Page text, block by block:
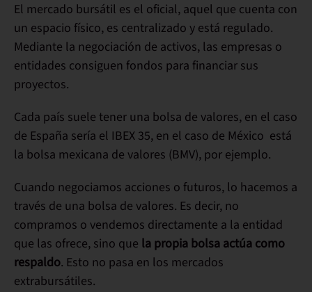
El mercado bursátil es el oficial, aquel que cuenta con
un espacio físico, es centralizado y está regulado.
Mediante la negociación de activos, las empresas o
entidades consiguen fondos para financiar sus
proyectos.
Cada país suele tener una bolsa de valores, en el caso
de España sería el IBEX 35, en el caso de México está
la bolsa mexicana de valores (BMV), por ejemplo.
Cuando negociamos acciones o futuros, lo hacemos a
través de una bolsa de valores. Es decir, no
compramos o vendemos directamente a la entidad
que las ofrece, sino que la propia bolsa actúa como
respaldo. Esto no pasa en los mercados
extrabursátiles.